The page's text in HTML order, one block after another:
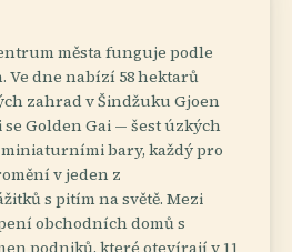
města funguje podle
Ve dne nabízí 58 hektarů
zahrad v Šindžuku Gjoen
Golden Gai — šest úzkých
miniaturními bary, každý pro
v jeden z
s pitím na světě. Mezi
obchodních domů s
podniků, které otevírají v 11